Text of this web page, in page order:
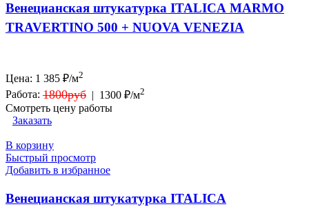
Венецианская штукатурка ITALICA MARMO
TRAVERTINO 500 + NUOVA VENEZIA
Цена: 1 385 ₽/м2
Работа: 1800руб | 1300 ₽/м2
Смотреть цену работы
Заказать
В корзину
Быстрый просмотр
Добавить в избранное
Венецианская штукатурка ITALICA